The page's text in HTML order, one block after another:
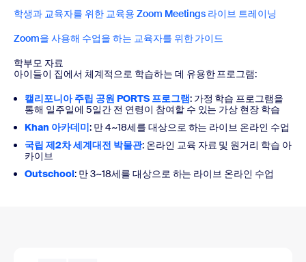
학생과 교육자를 위한 교육용 Zoom Meetings 라이브 트레이닝
Zoom을 사용해 수업을 하는 교육자를 위한 가이드
학부모 자료
아이들이 집에서 체계적으로 학습하는 데 유용한 프로그램:
캘리포니아 주립 공원 PORTS 프로그램: 가정 학습 프로그램을
통해 일주일에 5일간 전 연령이 참여할 수 있는 가상 현장 학습
Khan 아카데미 : 만 4~18세를 대상으로 하는 라이브 온라인 수업
국립 제2차 세계대전 박물관: 온라인 교육 자료 및 원거리 학습 아
카이브
Outschool: 만 3~18세를 대상으로 하는 라이브 온라인 수업